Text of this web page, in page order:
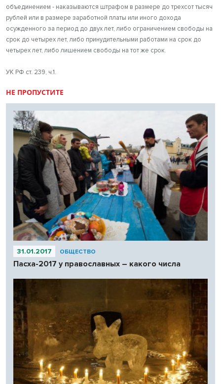
объединением - наказываются штрафом в размере до трехсот тысяч
рублей или в размере заработной платы или иного дохода
осужденного за период до двух лет, либо ограничением свободы на
срок до четырех лет, либо принудительными работами на срок до
четырех лет, либо лишением свободы на тот же срок.
УК РФ ст. 239, ч.1.
НЕ ПРОПУСТИТЕ
31.01.2017 ОБЩЕСТВО
Пасха-2017 у православных – какого числа